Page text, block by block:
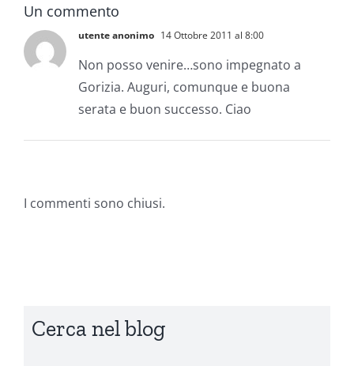
Un commento
utente anonimo 14 Ottobre 2011 al 8:00
Non posso venire…sono impegnato a
Gorizia. Auguri, comunque e buona
serata e buon successo. Ciao
I commenti sono chiusi.
Cerca nel blog